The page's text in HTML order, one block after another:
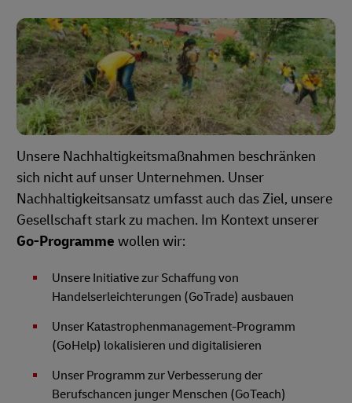
Unsere Nachhaltigkeitsmaßnahmen beschränken
sich nicht auf unser Unternehmen. Unser
Nachhaltigkeitsansatz umfasst auch das Ziel, unsere
Gesellschaft stark zu machen. Im Kontext unserer
Go-Programme wollen wir:
Unsere Initiative zur Schaffung von
Handelserleichterungen (GoTrade) ausbauen
Unser Katastrophenmanagement-Programm
(GoHelp) lokalisieren und digitalisieren
Unser Programm zur Verbesserung der
Berufschancen junger Menschen (GoTeach)